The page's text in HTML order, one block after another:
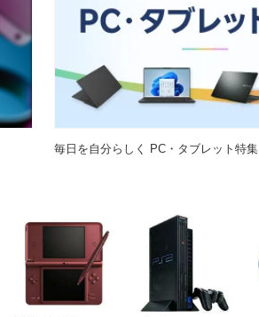
毎日を自分らしく PC・タブレット特集